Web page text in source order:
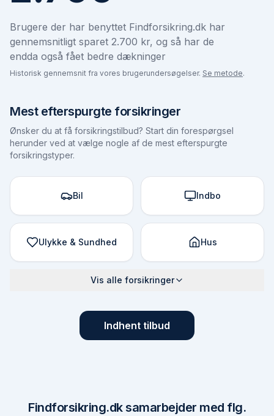
Brugere der har benyttet Findforsikring.dk har
gennemsnitligt sparet 2.700 kr, og så har de
endda også fået bedre dækninger
Historisk gennemsnit fra vores brugerundersøgelser. Se metode.
Mest efterspurgte forsikringer
Ønsker du at få forsikringstilbud? Start din forespørgsel
herunder ved at vælge nogle af de mest efterspurgte
forsikringstyper.
Bil Indbo
Ulykke & Sundhed Hus
Vis alle forsikringer
Indhent tilbud
Findforsikring.dk samarbejder med flg.